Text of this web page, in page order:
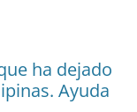
ha dejado
Ayuda